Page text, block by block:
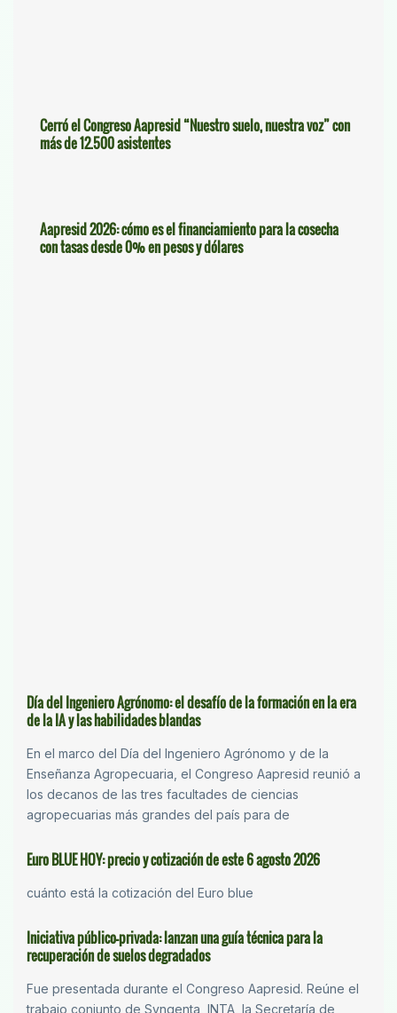
Cerró el Congreso Aapresid “Nuestro suelo, nuestra voz” con
más de 12.500 asistentes
Aapresid 2026: cómo es el financiamiento para la cosecha
con tasas desde 0% en pesos y dólares
Día del Ingeniero Agrónomo: el desafío de la formación en la era
de la IA y las habilidades blandas
En el marco del Día del Ingeniero Agrónomo y de la
Enseñanza Agropecuaria, el Congreso Aapresid reunió a
los decanos de las tres facultades de ciencias
agropecuarias más grandes del país para de
Euro BLUE HOY: precio y cotización de este 6 agosto 2026
cuánto está la cotización del Euro blue
Iniciativa público-privada: lanzan una guía técnica para la
recuperación de suelos degradados
Fue presentada durante el Congreso Aapresid. Reúne el
trabajo conjunto de Syngenta, INTA, la Secretaría de